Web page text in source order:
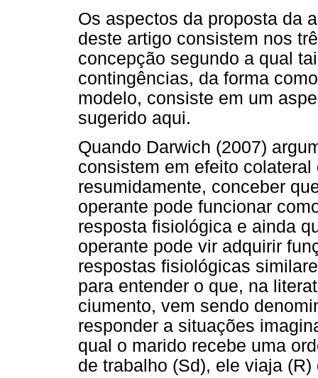
Os aspectos da proposta da
deste artigo consistem nos
concepção segundo a qual
contingências, da forma
modelo, consiste em um
sugerido aqui.
Quando Darwich (2007)
consistem em efeito
resumidamente, conceber
operante pode funcionar
resposta fisiológica e ainda
operante pode vir adquirir
respostas fisiológicas
para entender o que, na
ciumento, vem sendo
responder a situações
qual o marido recebe uma
de trabalho (Sd), ele viaja